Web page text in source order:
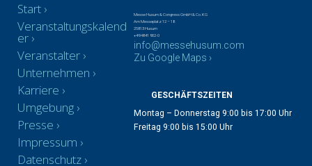
Start
Veranstaltungskalend
er
Veranstalter
Unternehmen
Karriere
Umgebung
Presse
Impressum
Datenschutz
Messe Husum & Congress GmbH & Co. KG
Am Messeplatz 12 – 18
25813 Husum
+49 4841 902-0
info@messehusum.com
Zu Google Maps ›
GESCHÄFTSZEITEN
Montag – Donnerstag 9:00 bis 17:00 Uhr
Freitag 9:00 bis 15:00 Uhr